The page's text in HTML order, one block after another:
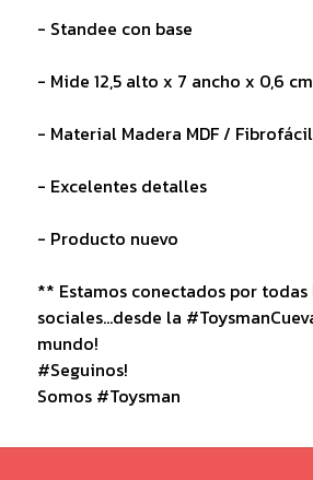
- Standee con base
- Mide 12,5 alto x 7 ancho x 0,6
- Material Madera MDF / Fibrofácil
- Excelentes detalles
- Producto nuevo
** Estamos conectados por todas
sociales...desde la
mundo!
#Seguinos!
Somos #Toysman